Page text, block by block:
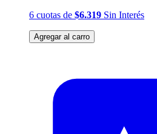
6 cuotas de $6.319 Sin Interés
Agregar al carro